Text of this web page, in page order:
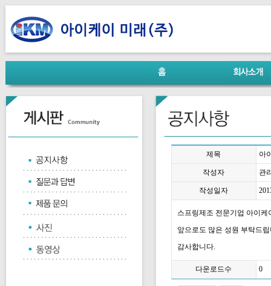
제목 아
작성자 관
작성일자
스프링제조 전문기업 아이
앞으로도 많은 성원 부탁드
감사합니다.
다운로드수 0